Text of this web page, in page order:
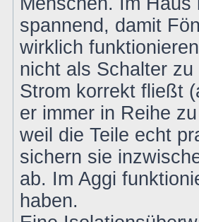
spannend, damit
wirklich
nicht als Schalter
Strom korrekt fließt
er immer in Reihe
weil die Teile echt
sichern sie
ab. Im Aggi
haben.